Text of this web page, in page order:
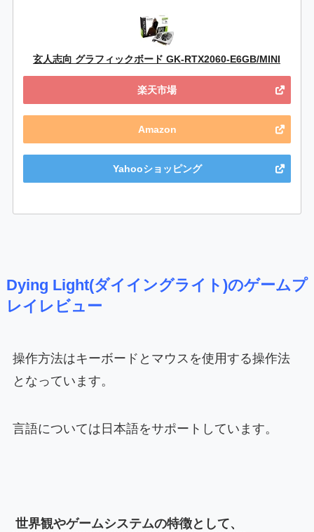
玄人志向 グラフィックボード GK-RTX2060-E6GB/MINI
楽天市場
Amazon
Yahooショッピング
Dying Light(ダイイングライト)のゲームプ
レイレビュー
操作方法はキーボードとマウスを使用する操作法
となっています。
言語については日本語をサポートしています。
世界観やゲームシステムの特徴として、